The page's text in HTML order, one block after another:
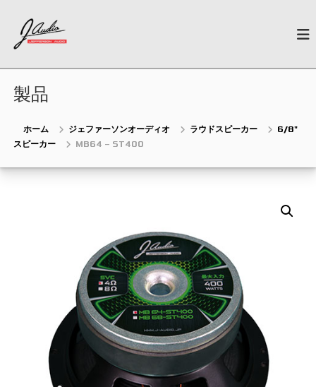
ツ
u
o
e
t
i
n
o
製品
ホーム ジェファーソンオーディオ ラウドスピーカー
6/8"
スピーカー
MB64 – ST400